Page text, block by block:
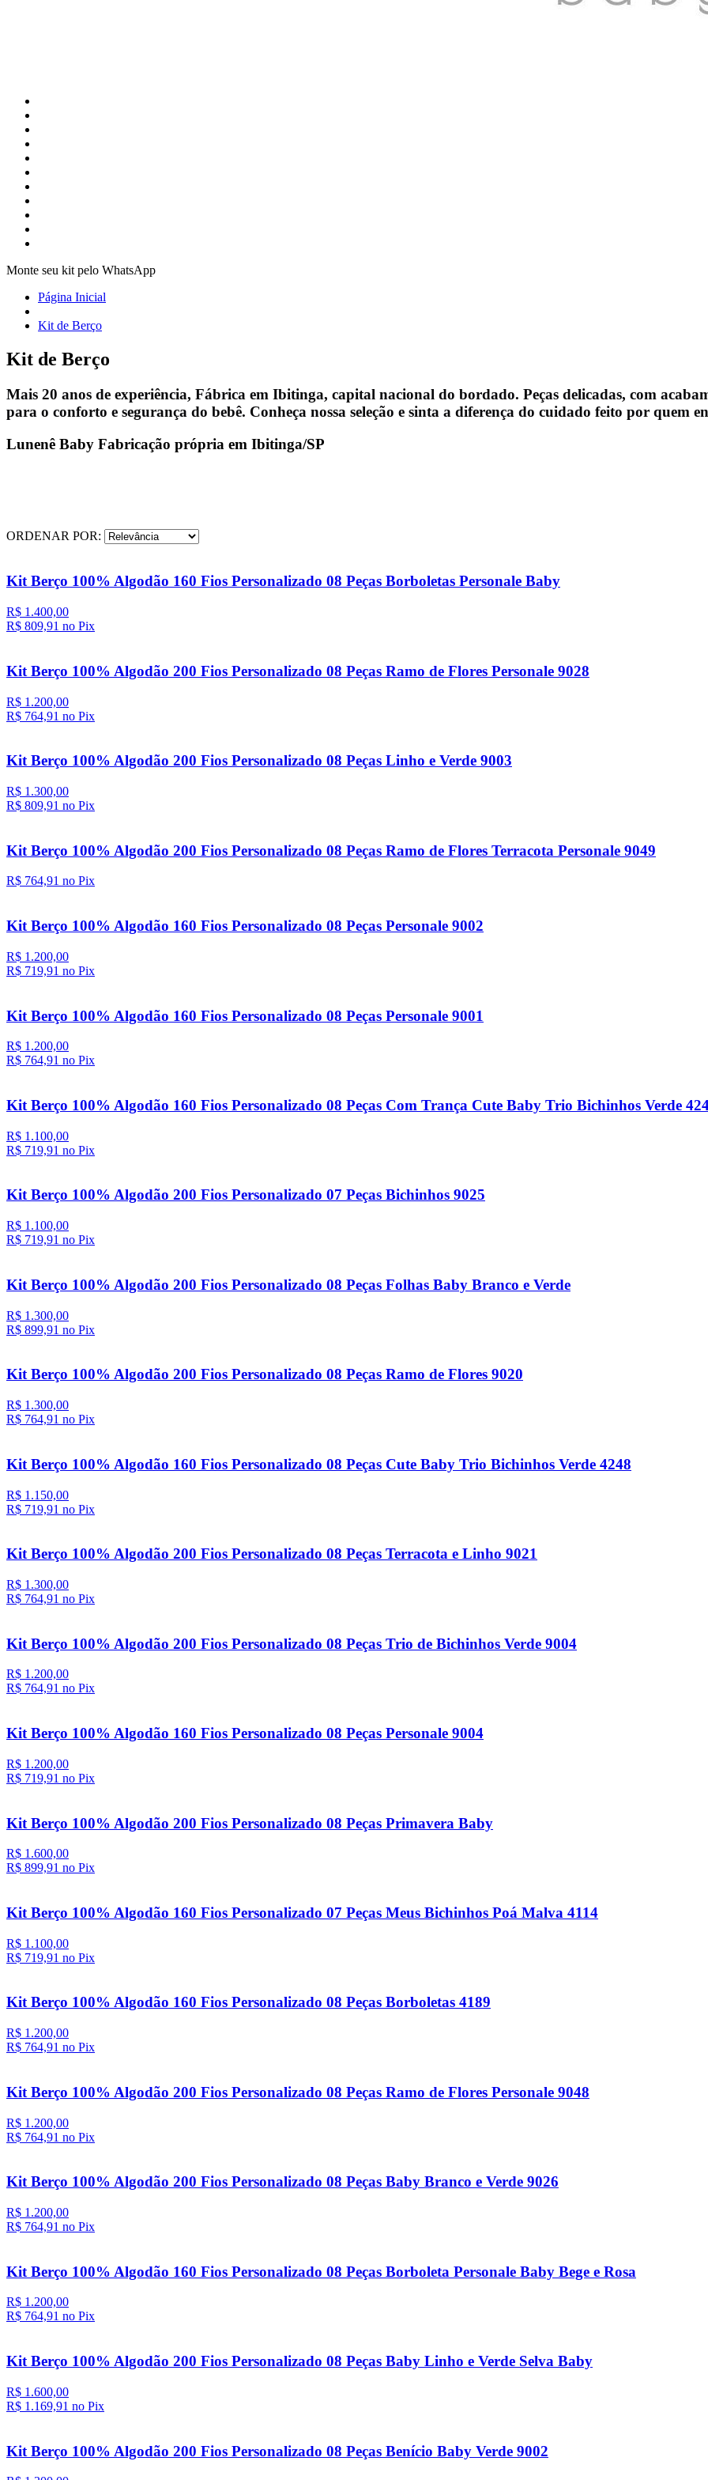
Monte seu kit pelo WhatsApp
Página Inicial
Kit de Berço
Kit de Berço
Mais 20 anos de experiência, Fábrica em Ibitinga, capital nacional do bordado. Peças delicadas, com
para o conforto e segurança do bebê. Conheça nossa seleção e sinta a diferença do cuidado feito por quem
Lunenê Baby Fabricação própria em Ibitinga/SP
ORDENAR POR:
Kit Berço 100% Algodão 160 Fios Personalizado 08 Peças Borboletas Personale Baby
R$ 1.400,00
R$ 809,91 no Pix
Kit Berço 100% Algodão 200 Fios Personalizado 08 Peças Ramo de Flores Personale 9028
R$ 1.200,00
R$ 764,91 no Pix
Kit Berço 100% Algodão 200 Fios Personalizado 08 Peças Linho e Verde 9003
R$ 1.300,00
R$ 809,91 no Pix
Kit Berço 100% Algodão 200 Fios Personalizado 08 Peças Ramo de Flores Terracota Personale 9049
R$ 764,91 no Pix
Kit Berço 100% Algodão 160 Fios Personalizado 08 Peças Personale 9002
R$ 1.200,00
R$ 719,91 no Pix
Kit Berço 100% Algodão 160 Fios Personalizado 08 Peças Personale 9001
R$ 1.200,00
R$ 764,91 no Pix
Kit Berço 100% Algodão 160 Fios Personalizado 08 Peças Com Trança Cute Baby Trio Bichinhos Verde
R$ 1.100,00
R$ 719,91 no Pix
Kit Berço 100% Algodão 200 Fios Personalizado 07 Peças Bichinhos 9025
R$ 1.100,00
R$ 719,91 no Pix
Kit Berço 100% Algodão 200 Fios Personalizado 08 Peças Folhas Baby Branco e Verde
R$ 1.300,00
R$ 899,91 no Pix
Kit Berço 100% Algodão 200 Fios Personalizado 08 Peças Ramo de Flores 9020
R$ 1.300,00
R$ 764,91 no Pix
Kit Berço 100% Algodão 160 Fios Personalizado 08 Peças Cute Baby Trio Bichinhos Verde 4248
R$ 1.150,00
R$ 719,91 no Pix
Kit Berço 100% Algodão 200 Fios Personalizado 08 Peças Terracota e Linho 9021
R$ 1.300,00
R$ 764,91 no Pix
Kit Berço 100% Algodão 200 Fios Personalizado 08 Peças Trio de Bichinhos Verde 9004
R$ 1.200,00
R$ 764,91 no Pix
Kit Berço 100% Algodão 160 Fios Personalizado 08 Peças Personale 9004
R$ 1.200,00
R$ 719,91 no Pix
Kit Berço 100% Algodão 200 Fios Personalizado 08 Peças Primavera Baby
R$ 1.600,00
R$ 899,91 no Pix
Kit Berço 100% Algodão 160 Fios Personalizado 07 Peças Meus Bichinhos Poá Malva 4114
R$ 1.100,00
R$ 719,91 no Pix
Kit Berço 100% Algodão 160 Fios Personalizado 08 Peças Borboletas 4189
R$ 1.200,00
R$ 764,91 no Pix
Kit Berço 100% Algodão 200 Fios Personalizado 08 Peças Ramo de Flores Personale 9048
R$ 1.200,00
R$ 764,91 no Pix
Kit Berço 100% Algodão 200 Fios Personalizado 08 Peças Baby Branco e Verde 9026
R$ 1.200,00
R$ 764,91 no Pix
Kit Berço 100% Algodão 160 Fios Personalizado 08 Peças Borboleta Personale Baby Bege e Rosa
R$ 1.200,00
R$ 764,91 no Pix
Kit Berço 100% Algodão 200 Fios Personalizado 08 Peças Baby Linho e Verde Selva Baby
R$ 1.600,00
R$ 1.169,91 no Pix
Kit Berço 100% Algodão 200 Fios Personalizado 08 Peças Benício Baby Verde 9002